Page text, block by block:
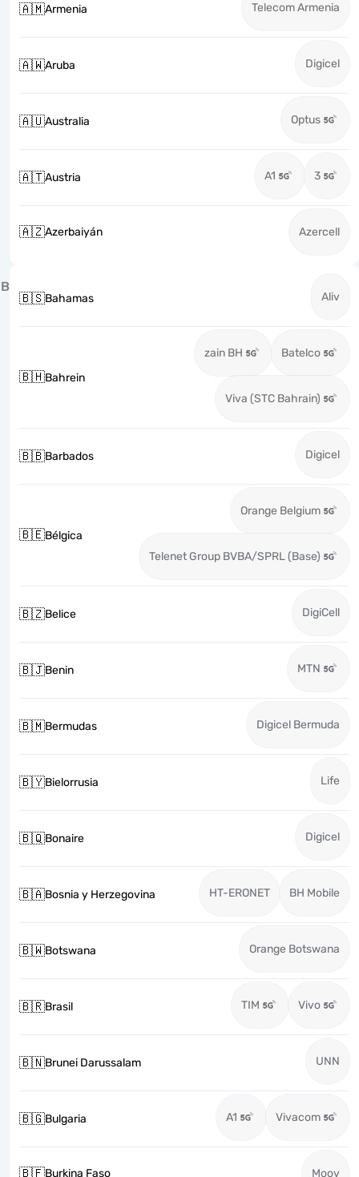
🇦🇲Armenia Telecom Armenia
🇦🇼Aruba Digicel
🇦🇺Australia Optus
🇦🇹Austria A1 3
🇦🇿Azerbaiyán Azercell
B
🇧🇸Bahamas Aliv
🇧🇭Bahrein
zain BH Batelco
Viva (STC Bahrain)
🇧🇧Barbados Digicel
🇧🇪Bélgica
Orange Belgium
Telenet Group BVBA/SPRL (Base)
🇧🇿Belice DigiCell
🇧🇯Benin MTN
🇧🇲Bermudas Digicel Bermuda
🇧🇾Bielorrusia Life
🇧🇶Bonaire Digicel
🇧🇦Bosnia y Herzegovina HT-ERONET BH Mobile
🇧🇼Botswana Orange Botswana
🇧🇷Brasil TIM Vivo
🇧🇳Brunei Darussalam UNN
🇧🇬Bulgaria A1 Vivacom
🇧🇫Burkina Faso Moov